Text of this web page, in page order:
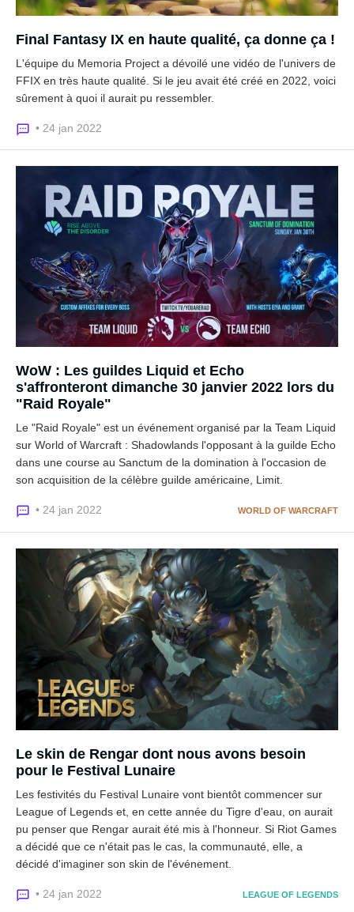
Final Fantasy IX en haute qualité, ça donne ça !
L'équipe du Memoria Project a dévoilé une vidéo de l'univers de
FFIX en très haute qualité. Si le jeu avait été créé en 2022, voici
sûrement à quoi il aurait pu ressembler.
• 24 jan 2022
WoW : Les guildes Liquid et Echo
s'affronteront dimanche 30 janvier 2022 lors du
"Raid Royale"
Le "Raid Royale" est un événement organisé par la Team Liquid
sur World of Warcraft : Shadowlands l'opposant à la guilde Echo
dans une course au Sanctum de la domination à l'occasion de
son acquisition de la célèbre guilde américaine, Limit.
• 24 jan 2022 WORLD OF WARCRAFT
Le skin de Rengar dont nous avons besoin
pour le Festival Lunaire
Les festivités du Festival Lunaire vont bientôt commencer sur
League of Legends et, en cette année du Tigre d'eau, on aurait
pu penser que Rengar aurait été mis à l'honneur. Si Riot Games
a décidé que ce n'était pas le cas, la communauté, elle, a
décidé d'imaginer son skin de l'événement.
• 24 jan 2022 LEAGUE OF LEGENDS